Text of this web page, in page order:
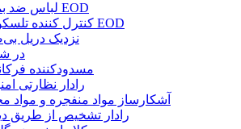
لباس ضد بمب EOD
کنترل کننده تلسکوپی EOD
نزدیک دریل
در
مسدودکننده
رادار نظارتی
آشکارساز مواد منفجره و مواد
رادار تشخیص از طریق